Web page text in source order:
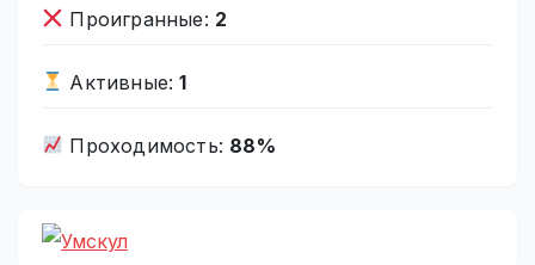
Проигранные: 2
Активные:1
Проходимость: 88%